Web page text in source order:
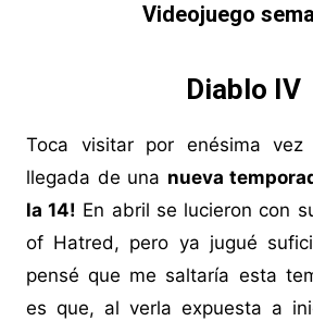
Videojuego
Diablo IV
Toca visitar por enésima
llegada de una nueva
la 14! En abril se lucieron con
of Hatred, pero ya jugué
pensé que me saltaría esta
es que, al verla expuesta a